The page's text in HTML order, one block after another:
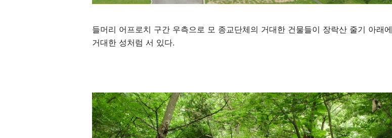
들머리 어프로치 구간 우측으로 모 종교단체의 거대한 건물들이 장락산 줄기 아래에
거대한 성처럼 서 있다.